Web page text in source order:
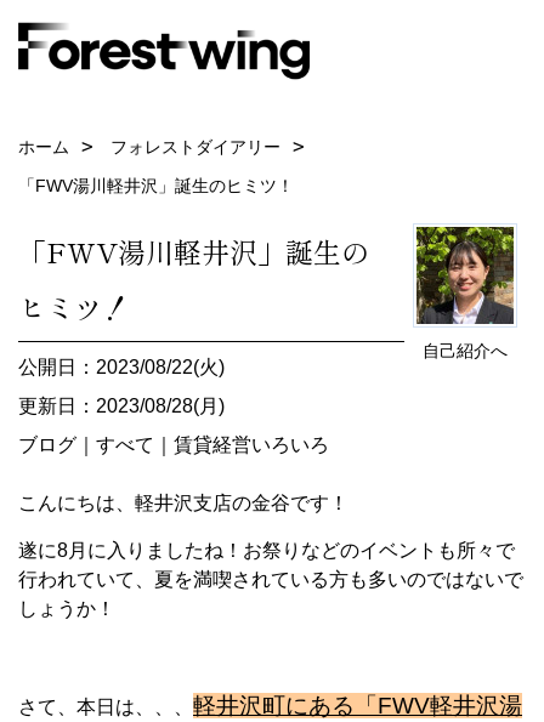
ホーム
フォレストダイアリー
「FWV湯川軽井沢」誕生のヒミツ！
自己紹介へ
「FWV湯川軽井沢」誕生の
ヒミツ！
公開日：2023/08/22(火)
更新日：2023/08/28(月)
ブログ
すべて 賃貸経営いろいろ
こんにちは、軽井沢支店の金谷です！
遂に8月に入りましたね！お祭りなどのイベントも所々で
行われていて、夏を満喫されている方も多いのではないで
しょうか！
さて、本日は、、、 軽井沢町にある「FWV軽井沢湯